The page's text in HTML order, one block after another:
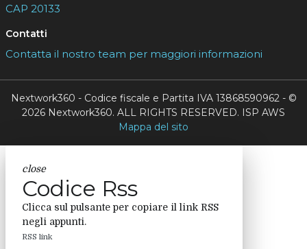
CAP 20133
Contatti
Contatta il nostro team per maggiori informazioni
Nextwork360 - Codice fiscale e Partita IVA 13868590962 - ©
2026 Nextwork360. ALL RIGHTS RESERVED. ISP AWS
Mappa del sito
close
Codice Rss
Clicca sul pulsante per copiare il link RSS
negli appunti.
RSS link